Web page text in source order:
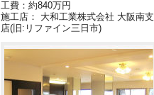
工費：約840万円
施工店： 大和工業株式会社 大阪南支
店(旧:リファイン三日市)